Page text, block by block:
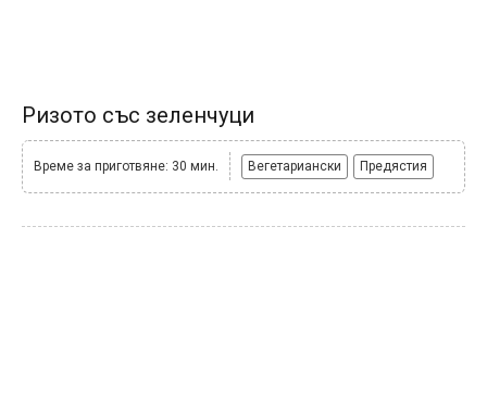
Ризото със зеленчуци
Време за приготвяне: 30 мин. Вегетариански Предястия